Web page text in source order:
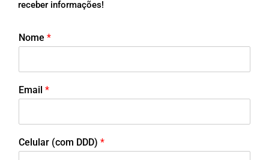
receber informações!
Nome *
Email *
Celular (com DDD) *